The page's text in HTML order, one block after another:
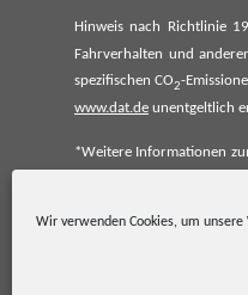
Wir verwenden Cookies, um
Hinweis nach Richtlinie
Fahrverhalten und
spezifischen CO2-
www.dat.de unentgeltlich
*Weitere Informationen